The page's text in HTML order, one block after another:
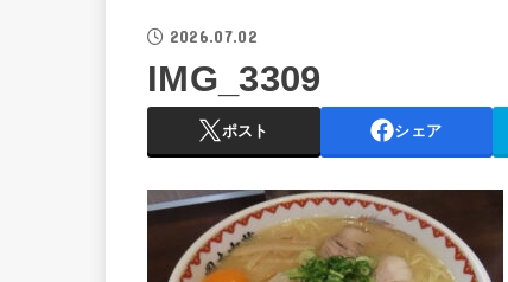
2026.07.02
IMG_3309
ポスト シェア